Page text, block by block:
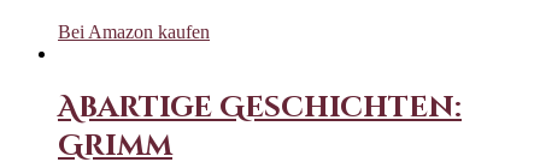
Bei Amazon kaufen
Abartige Geschichten:
Grimm